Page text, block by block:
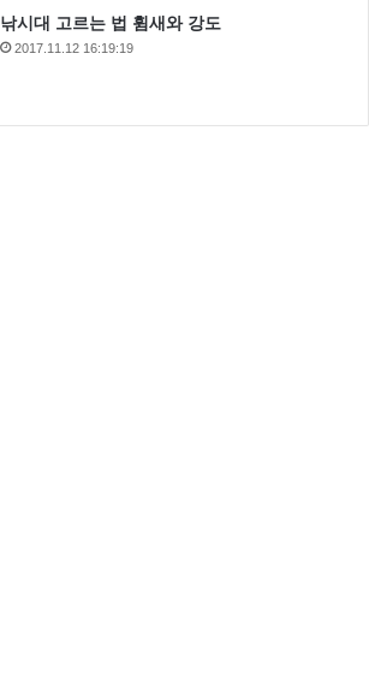
낚시대 고르는 법 휨새와 강도
2017.11.12 16:19:19